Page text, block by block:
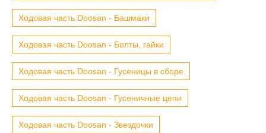
Ходовая часть Doosan - Башмаки
Ходовая часть Doosan - Болты, гайки
Ходовая часть Doosan - Гусеницы в сборе
Ходовая часть Doosan - Гусеничные цепи
Ходовая часть Doosan - Звездочки